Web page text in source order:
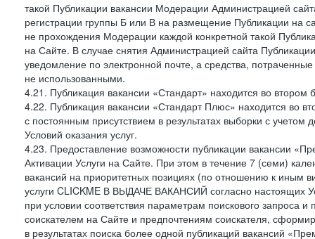
такой Публикации вакансии Модерации Администрацией
регистрации группы Б или В на размещение Публикации на
не прохождения Модерации каждой конкретной такой
на Сайте. В случае снятия Администрацией сайта
уведомление по электронной почте, а средства,
не использованными.
4.21. Публикация вакансии «Стандарт» находится во втором
4.22. Публикация вакансии «Стандарт Плюс» находится во
с постоянным присутствием в результатах выборки с
Условий оказания услуг.
4.23. Предоставление возможности публикации вакансии
Активации Услуги на Сайте. При этом в течение 7 (семи)
вакансий на приоритетных позициях (по отношению к иным
услуги CLICKME В ВЫДАЧЕ ВАКАНСИЙ согласно настоящих
при условии соответствия параметрам поискового
соискателем на Сайте и предпочтениям соискателя,
в результатах поиска более одной публикаций вакансий